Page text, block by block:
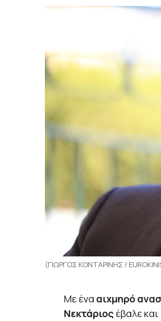
(ΓΙΩΡΓΟΣ ΚΟΝΤΑΡΙΝΗΣ /
Με ένα αιχμηρό
Νεκτάριοςέβαλε